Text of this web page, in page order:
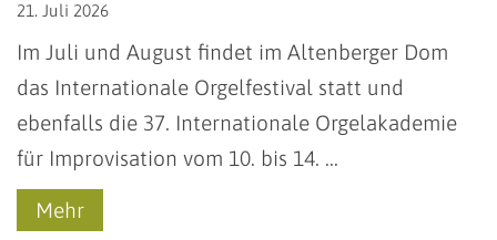
21. Juli 2026
Im Juli und August findet im Altenberger Dom
das Internationale Orgelfestival statt und
ebenfalls die 37. Internationale Orgelakademie
für Improvisation vom 10. bis 14. ...
Mehr